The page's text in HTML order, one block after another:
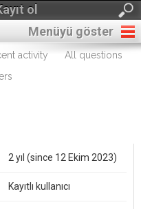
ol
Menüyü göster
activity
All questions
2 yıl (since 12 Ekim 2023)
Kayıtlı kullanıcı